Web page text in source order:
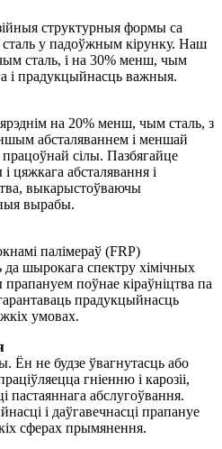
структурныя формы са
у падоўжным кірунку. Наш
сталь, і на 30% менш, чым
і прадукцыйнасць важныя.
на 20% менш, чым сталь, з
абсталяваннем і меншай
сілы. Пазбягайце
цяжкага абсталявання і
выкарыстоўваючы
вырабы.
палімераў (FRP)
да шырокага спектру хімічных
поўнае кіраўніцтва па
прадукцыйнасць
умовах.
Ён не будзе ўвагнутасць або
гніенню і карозіі,
пастаяннага абслугоўвання.
і даўгавечнасці прапануе
сферах прымянення.